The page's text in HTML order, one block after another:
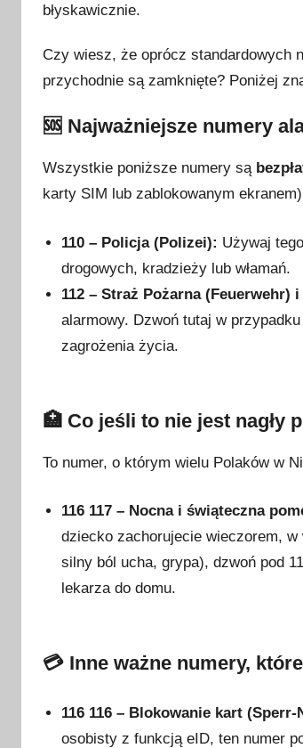
l
k
o
a
o
2
2
błyskawicznie.
Czy wiesz, że oprócz standardowych
przychodnie są zamknięte? Poniżej
🆘 Najważniejsze numery
Wszystkie poniższe numery są
karty SIM lub zablokowanym
110 – Policja (Polizei): Używaj
drogowych, kradzieży lub włamań.
112 – Straż Pożarna
alarmowy. Dzwoń tutaj w
zagrożenia życia.
🏥 Co jeśli to nie jest nagły
To numer, o którym wielu Polaków w
116 117 – Nocna i świąteczna
dziecko zachorujecie wieczorem,
silny ból ucha, grypa), dzwoń pod
lekarza do domu.
💳 Inne ważne numery,
116 116 – Blokowanie kart (Sperr-
osobisty z funkcją eID, ten numer